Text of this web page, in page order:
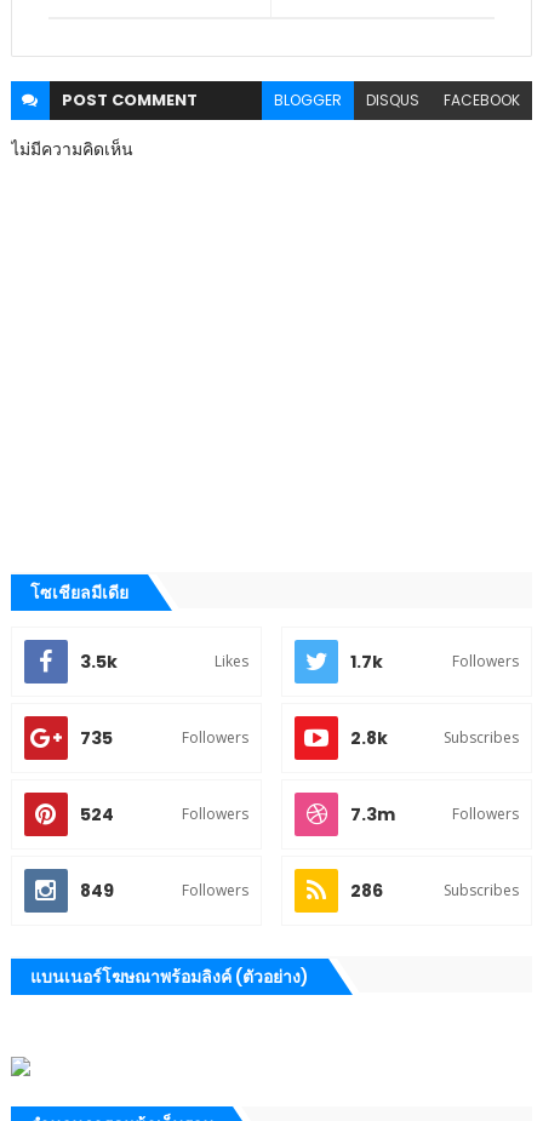
POST COMMENT BLOGGER DISQUS FACEBOOK
ไม่มีความคิดเห็น
โซเชียลมีเดีย
3.5k Likes 1.7k Followers
735 Followers 2.8k Subscribes
524 Followers 7.3m Followers
849 Followers 286 Subscribes
แบนเนอร์โฆษณาพร้อมลิงค์ (ตัวอย่าง)